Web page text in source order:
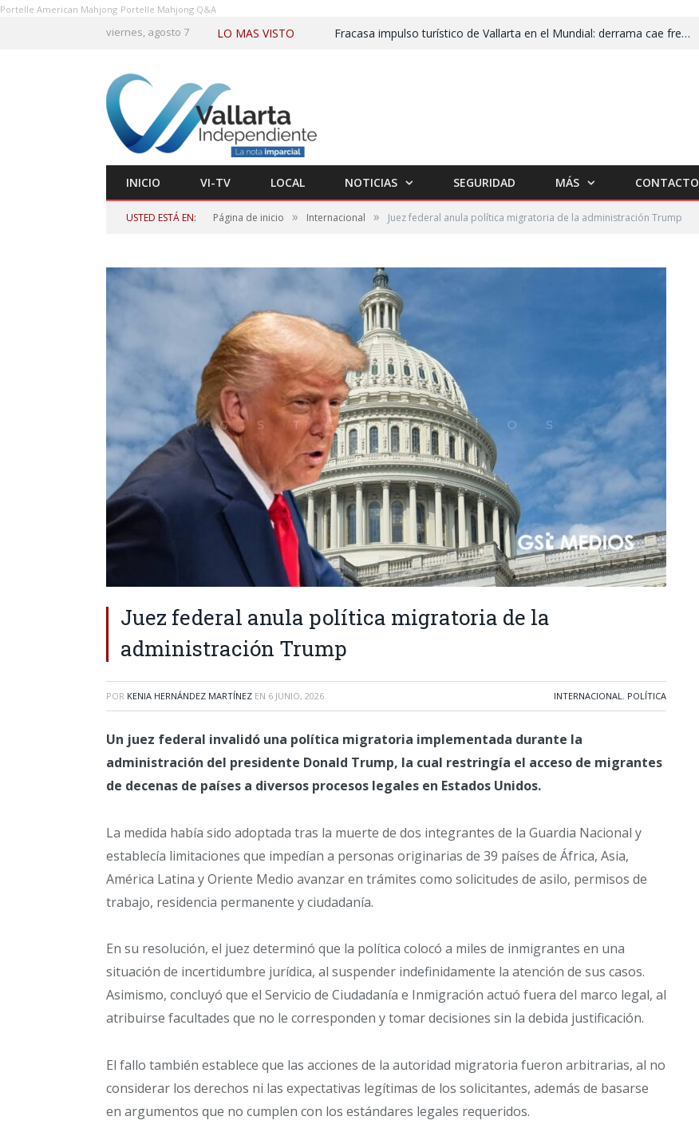
Portelle American Mahjong Portelle Mahjong Q&A
viernes, agosto 7 LO MAS VISTO Fracasa impulso turístico de Vallarta en el Mundial: derrama cae frente a 2025
INICIO VI-TV LOCAL NOTICIAS SEGURIDAD MÁS CONTACTO
USTED ESTÁ EN: Página de inicio » Internacional » Juez federal anula política migratoria de la administración Trump
Juez federal anula política migratoria de la
administración Trump
POR KENIA HERNÁNDEZ MARTÍNEZ EN 6 JUNIO, 2026 INTERNACIONAL, POLÍTICA
Un juez federal invalidó una política migratoria implementada durante la
administración del presidente Donald Trump, la cual restringía el acceso de migrantes
de decenas de países a diversos procesos legales en Estados Unidos.
La medida había sido adoptada tras la muerte de dos integrantes de la Guardia Nacional y
establecía limitaciones que impedían a personas originarias de 39 países de África, Asia,
América Latina y Oriente Medio avanzar en trámites como solicitudes de asilo, permisos de
trabajo, residencia permanente y ciudadanía.
En su resolución, el juez determinó que la política colocó a miles de inmigrantes en una
situación de incertidumbre jurídica, al suspender indefinidamente la atención de sus casos.
Asimismo, concluyó que el Servicio de Ciudadanía e Inmigración actuó fuera del marco legal, al
atribuirse facultades que no le corresponden y tomar decisiones sin la debida justificación.
El fallo también establece que las acciones de la autoridad migratoria fueron arbitrarias, al no
considerar los derechos ni las expectativas legítimas de los solicitantes, además de basarse
en argumentos que no cumplen con los estándares legales requeridos.